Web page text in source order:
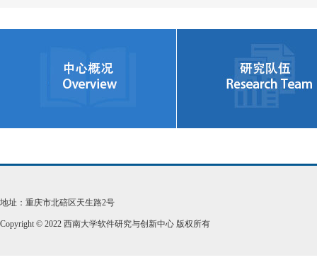
地址：重庆市北碚区天生路2号
Copyright © 2022 西南大学软件研究与创新中心 版权所有